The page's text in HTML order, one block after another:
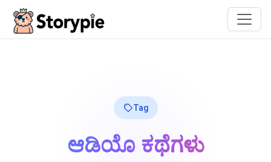
Tag
ಆಡಿಯೊ ಕಥೆಗಳು